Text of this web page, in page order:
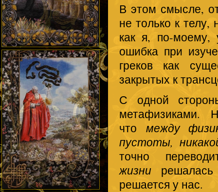
В этом смысле,
не только к
как я, по-
ошибка при
греков как
закрытых к
С одной
метафизиками.
что между
пустоты,
точно
жизни
решается у нас.